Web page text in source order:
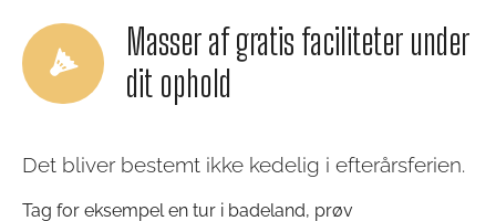
Masser af gratis faciliteter under
dit ophold
Det bliver bestemt ikke kedelig i efterårsferien.
Tag for eksempel en tur i badeland, prøv